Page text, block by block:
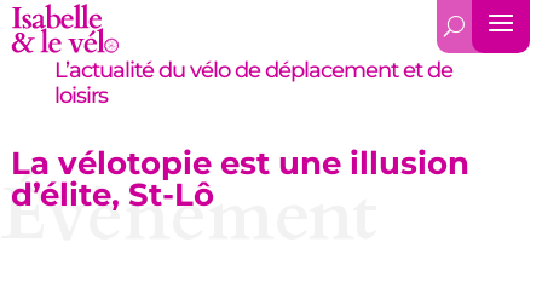
L’actualité du vélo de déplacement et de
loisirs
La vélotopie est une illusion
d’élite, St-Lô
Évènement